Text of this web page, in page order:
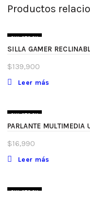
Productos
SIN STOCK
SILLA GAMER
$139,900
Leer más
SIN STOCK
PARLANTE
$16,990
Leer más
SIN STOCK